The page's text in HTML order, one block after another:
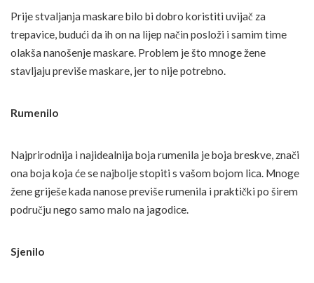
Prije stvaljanja maskare bilo bi dobro koristiti uvijač za
trepavice, budući da ih on na lijep način posloži i samim time
olakša nanošenje maskare. Problem je što mnoge žene
stavljaju previše maskare, jer to nije potrebno.
Rumenilo
Najprirodnija i najidealnija boja rumenila je boja breskve, znači
ona boja koja će se najbolje stopiti s vašom bojom lica. Mnoge
žene griješe kada nanose previše rumenila i praktički po širem
području nego samo malo na jagodice.
Sjenilo